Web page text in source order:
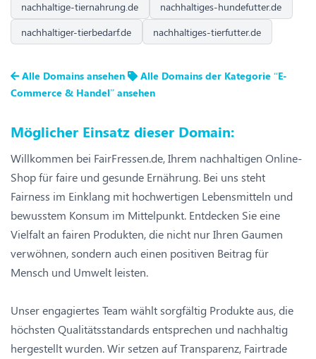
nachhaltige-tiernahrung.de
nachhaltiges-hundefutter.de
nachhaltiger-tierbedarf.de
nachhaltiges-tierfutter.de
Alle Domains ansehen
Alle Domains der Kategorie “E-
Commerce & Handel” ansehen
Möglicher Einsatz dieser Domain:
Willkommen bei FairFressen.de, Ihrem nachhaltigen Online-
Shop für faire und gesunde Ernährung. Bei uns steht
Fairness im Einklang mit hochwertigen Lebensmitteln und
bewusstem Konsum im Mittelpunkt. Entdecken Sie eine
Vielfalt an fairen Produkten, die nicht nur Ihren Gaumen
verwöhnen, sondern auch einen positiven Beitrag für
Mensch und Umwelt leisten.
Unser engagiertes Team wählt sorgfältig Produkte aus, die
höchsten Qualitätsstandards entsprechen und nachhaltig
hergestellt wurden. Wir setzen auf Transparenz, Fairtrade